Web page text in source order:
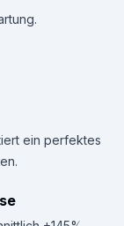
ein perfektes